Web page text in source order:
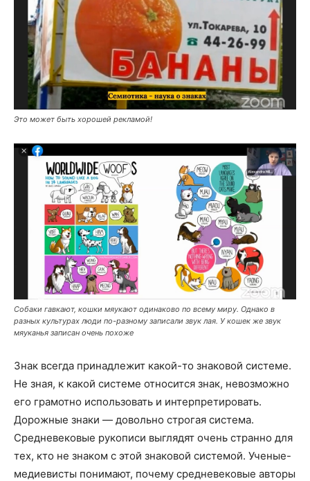
Это может быть хорошей рекламой!
Собаки гавкают, кошки мяукают одинаково по всему миру. Однако в
разных культурах люди по-разному записали звук лая. У кошек же звук
мяуканья записан очень похоже
Знак всегда принадлежит какой-то знаковой системе.
Не зная, к какой системе относится знак, невозможно
его грамотно использовать и интерпретировать.
Дорожные знаки — довольно строгая система.
Средневековые рукописи выглядят очень странно для
тех, кто не знаком с этой знаковой системой. Ученые-
медиевисты понимают, почему средневековые авторы